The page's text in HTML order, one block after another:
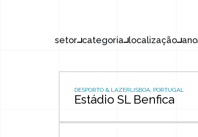
setor categoria localização ano
DESPORTO & LAZERLISBOA, PORTUGAL
Estádio SL Benfica